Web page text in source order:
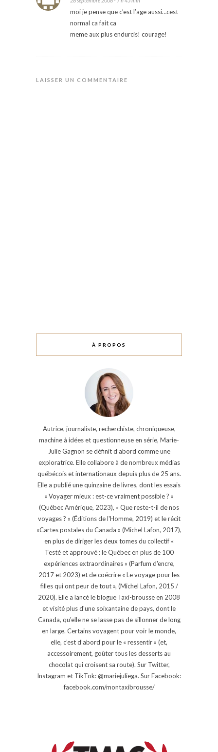
moi je pense que c’est l’age aussi…cest
normal ca fait ca
meme aux plus endurcis! courage!
LAISSER UN COMMENTAIRE
À PROPOS
Autrice, journaliste, recherchiste, chroniqueuse,
machine à idées et questionneuse en série, Marie-
Julie Gagnon se définit d’abord comme une
exploratrice. Elle collabore à de nombreux médias
québécois et internationaux depuis plus de 25 ans.
Elle a publié une quinzaine de livres, dont les essais
« Voyager mieux : est-ce vraiment possible ? »
(Québec Amérique, 2023), « Que reste-t-il de nos
voyages ? » (Éditions de l'Homme, 2019) et le récit
«Cartes postales du Canada » (Michel Lafon, 2017),
en plus de diriger les deux tomes du collectif «
Testé et approuvé : le Québec en plus de 100
expériences extraordinaires » (Parfum d'encre,
2017 et 2023) et de coécrire « Le voyage pour les
filles qui ont peur de tout », (Michel Lafon, 2015 /
2020). Elle a lancé le blogue Taxi-brousse en 2008
et visité plus d'une soixantaine de pays, dont le
Canada, qu'elle ne se lasse pas de sillonner de long
en large. Certains voyagent pour voir le monde,
elle, c’est d’abord pour le « ressentir » (et,
accessoirement, goûter tous les desserts au
chocolat qui croisent sa route). Sur Twitter,
Instagram et TikTok: @mariejuliega. Sur Facebook:
facebook.com/montaxibrousse/